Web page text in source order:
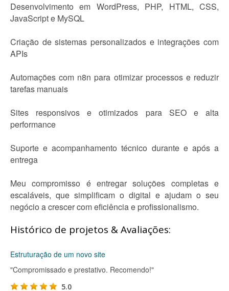
Desenvolvimento em WordPress, PHP, HTML, CSS,
JavaScript e MySQL
Criação de sistemas personalizados e integrações com
APIs
Automações com n8n para otimizar processos e reduzir
tarefas manuais
Sites responsivos e otimizados para SEO e alta
performance
Suporte e acompanhamento técnico durante e após a
entrega
Meu compromisso é entregar soluções completas e
escaláveis, que simplificam o digital e ajudam o seu
negócio a crescer com eficiência e profissionalismo.
Histórico de projetos & Avaliações:
Estruturação de um novo site
"Compromissado e prestativo. Recomendo!"
5.0